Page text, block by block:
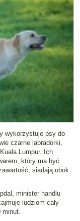
wykorzystuje psy do
czarne labradorki,
Lumpur. Ich
który ma być
siadają obok
minister handlu
ludziom cały